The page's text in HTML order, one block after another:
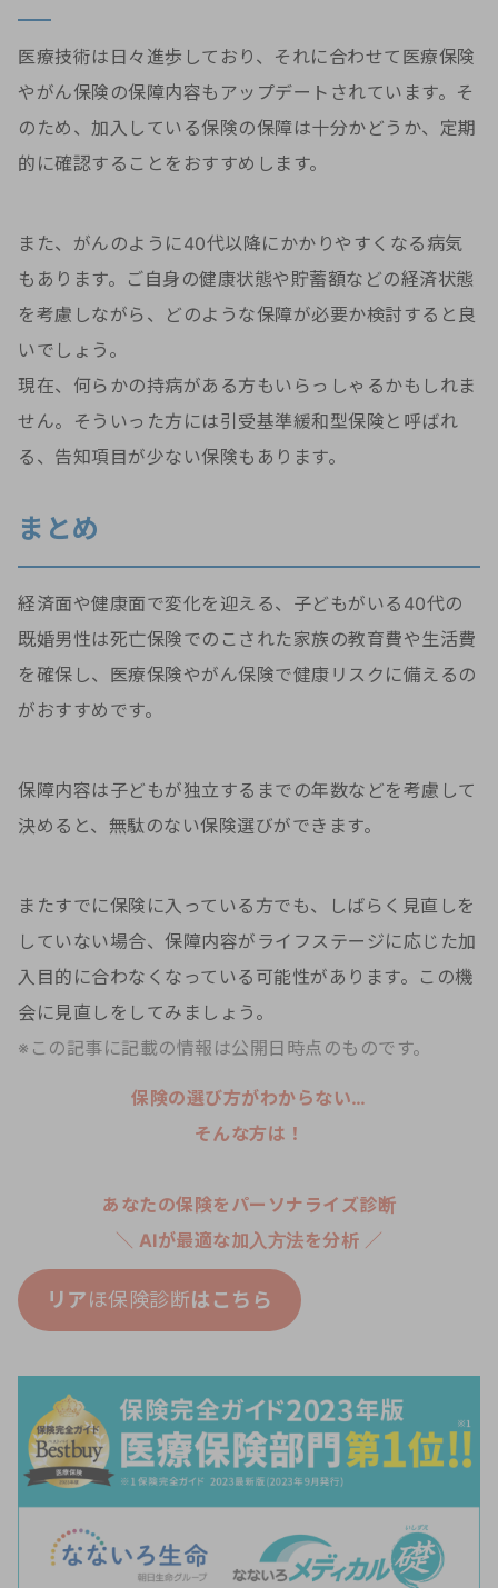
医療技術は日々進歩しており、それに合わせて医療保険
やがん保険の保障内容もアップデートされています。そ
のため、加入している保険の保障は十分かどうか、定期
的に確認することをおすすめします。
また、がんのように40代以降にかかりやすくなる病気
もあります。ご自身の健康状態や貯蓄額などの経済状態
を考慮しながら、どのような保障が必要か検討すると良
いでしょう。
現在、何らかの持病がある方もいらっしゃるかもしれま
せん。そういった方には引受基準緩和型保険と呼ばれ
る、告知項目が少ない保険もあります。
まとめ
経済面や健康面で変化を迎える、子どもがいる40代の
既婚男性は死亡保険でのこされた家族の教育費や生活費
を確保し、医療保険やがん保険で健康リスクに備えるの
がおすすめです。
保障内容は子どもが独立するまでの年数などを考慮して
決めると、無駄のない保険選びができます。
またすでに保険に入っている方でも、しばらく見直しを
していない場合、保障内容がライフステージに応じた加
入目的に合わなくなっている可能性があります。この機
会に見直しをしてみましょう。
※この記事に記載の情報は公開日時点のものです。
保険の選び方がわからない…
そんな方は！
あなたの保険をパーソナライズ診断
＼ AIが最適な加入方法を分析 ／
リアほ保険診断はこちら